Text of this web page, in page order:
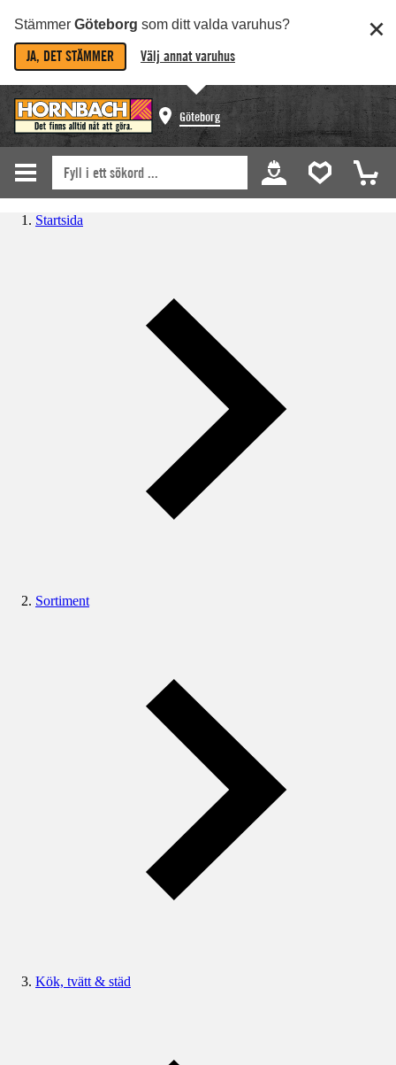
Stämmer Göteborg som ditt valda varuhus?
JA, DET STÄMMER Välj annat varuhus
Göteborg
Startsida
Sortiment
Kök, tvätt & städ